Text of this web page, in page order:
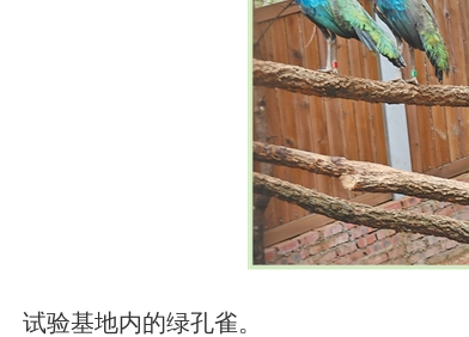
验基地内的绿孔雀。